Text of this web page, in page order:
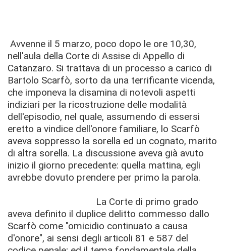
Avvenne il 5 marzo, poco dopo le ore 10,30,
nell'aula della Corte di Assise di Appello di
Catanzaro. Si trattava di un processo a carico di
Bartolo Scarfò, sorto da una terriﬁcante vicenda,
che imponeva la disamina di notevoli aspetti
indiziari per la ricostruzione delle modalità
dell'episodio, nel quale, assumendo di essersi
eretto a vindice dell'onore familiare, lo Scarfò
aveva soppresso la sorella ed un cognato, marito
di altra sorella. La discussione aveva già avuto
inizio il giorno precedente: quella mattina, egli
avrebbe dovuto prendere per primo la parola.
La Corte di primo grado
aveva deﬁnito il duplice delitto commesso dallo
Scarfò come "omicidio continuato a causa
d'onore", ai sensi degli articoli 81 e 587 del